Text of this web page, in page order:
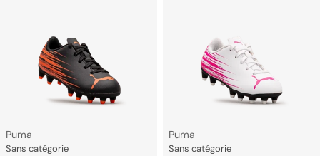
Fournisseur:
Puma
Catégorie
Sans catégorie
Fournisseur:
Puma
Catégorie
Sans catégorie